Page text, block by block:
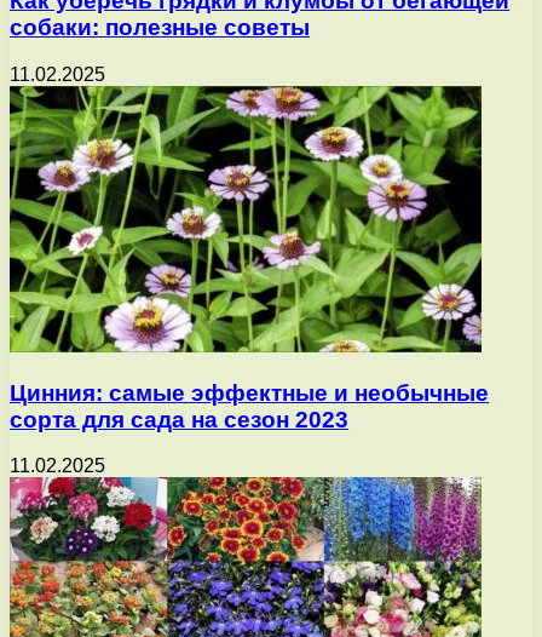
собаки: полезные советы
11.02.2025
Цинния: самые эффектные и необычные
сорта для сада на сезон 2023
11.02.2025